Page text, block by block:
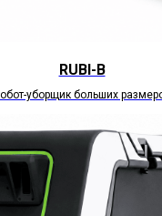
RUBI-B
уборщик больших